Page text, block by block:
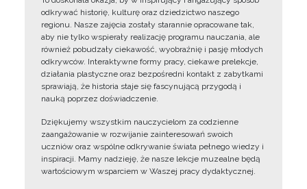
odkrywać historię, kulturę oraz dziedzictwo naszego
regionu. Nasze zajęcia zostały starannie opracowane tak,
aby nie tylko wspierały realizację programu nauczania, ale
również pobudzały ciekawość, wyobraźnię i pasję młodych
odkrywców. Interaktywne formy pracy, ciekawe prelekcje,
działania plastyczne oraz bezpośredni kontakt z zabytkami
sprawiają, że historia staje się fascynującą przygodą i
nauką poprzez doświadczenie.
Dziękujemy wszystkim nauczycielom za codzienne
zaangażowanie w rozwijanie zainteresowań swoich
uczniów oraz wspólne odkrywanie świata pełnego wiedzy i
inspiracji. Mamy nadzieję, że nasze lekcje muzealne będą
wartościowym wsparciem w Waszej pracy dydaktycznej.